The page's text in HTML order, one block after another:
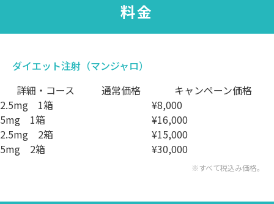
料金
ダイエット注射（マンジャロ）
詳細・コース
通常価格
キャンペーン価格
2.5mg 1箱
¥8,000
5mg 1箱
¥16,000
2.5mg 2箱
¥15,000
5mg 2箱 ¥30,000
※すべて税込み価格。